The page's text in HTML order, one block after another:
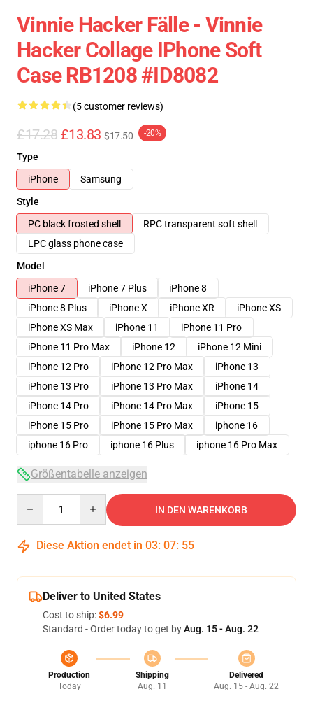
Vinnie Hacker Fälle - Vinnie
Hacker Collage IPhone Soft
Case RB1208 #ID8082
(5 customer reviews)
£17.28 £13.83 $17.50 -20%
Type
iPhone
Samsung
Style
PC black frosted shell
RPC transparent soft shell
LPC glass phone case
Model
iPhone 7
iPhone 7 Plus
iPhone 8
iPhone 8 Plus
iPhone X iPhone XR
iPhone XS
iPhone XS Max
iPhone 11
iPhone 11 Pro
iPhone 11 Pro Max
iPhone 12
iPhone 12 Mini
iPhone 12 Pro
iPhone 12 Pro Max
iPhone 13
iPhone 13 Pro
iPhone 13 Pro Max
iPhone 14
iPhone 14 Pro
iPhone 14 Pro Max
iPhone 15
iPhone 15 Pro
iPhone 15 Pro Max
iphone 16
iphone 16 Pro
iphone 16 Plus iphone 16 Pro Max
Größentabelle anzeigen
IN DEN WARENKORB
Diese Aktion endet in 03: 07: 54
Deliver to United States
Cost to ship:$6.99
Standard - Order today to get byAug. 15 - Aug. 22
Production
Today
Shipping
Aug. 11
Delivered
Aug. 15 - Aug. 22